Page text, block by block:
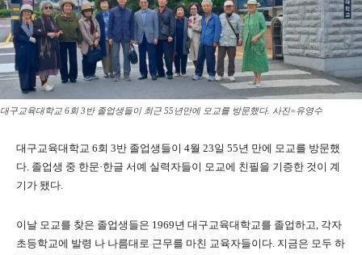
대구교육대학교 6회 3반 졸업생들이 최근 55년만에 모교를 방문했다. 사진=유영수
대구교육대학교 6회 3반 졸업생들이 4월 23일 55년 만에 모교를 방문했
다. 졸업생 중 한문·한글 서예 실력자들이 모교에 친필을 기증한 것이 계
기가 됐다.
이날 모교를 찾은 졸업생들은 1969년 대구교육대학교를 졸업하고, 각자
초등학교에 발령 나 나름대로 근무를 마친 교육자들이다. 지금은 모두 하